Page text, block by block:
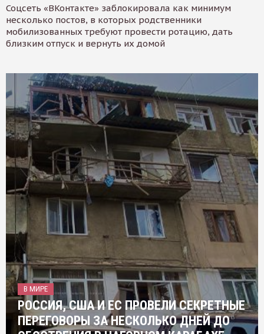
Соцсеть «ВКонтакте» заблокировала как минимум
несколько постов, в которых родственники
мобилизованных требуют провести ротацию, дать
близким отпуск и вернуть их домой
В МИРЕ
РОССИЯ, США И ЕС ПРОВЕЛИ СЕКРЕТНЫЕ
ПЕРЕГОВОРЫ ЗА НЕСКОЛЬКО ДНЕЙ ДО